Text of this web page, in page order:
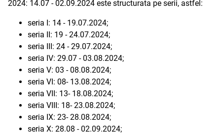
2024: 14.07 - 02.09.2024 este structurata pe serii, astfel:
seria I: 14 - 19.07.2024;
seria II: 19 - 24.07.2024;
seria III: 24 - 29.07.2024;
seria IV: 29.07 - 03.08.2024;
seria V: 03 - 08.08.2024;
seria VI: 08- 13.08.2024;
seria VII: 13- 18.08.2024;
seria VIII: 18- 23.08.2024;
seria IX: 23- 28.08.2024;
seria X: 28.08 - 02.09.2024;